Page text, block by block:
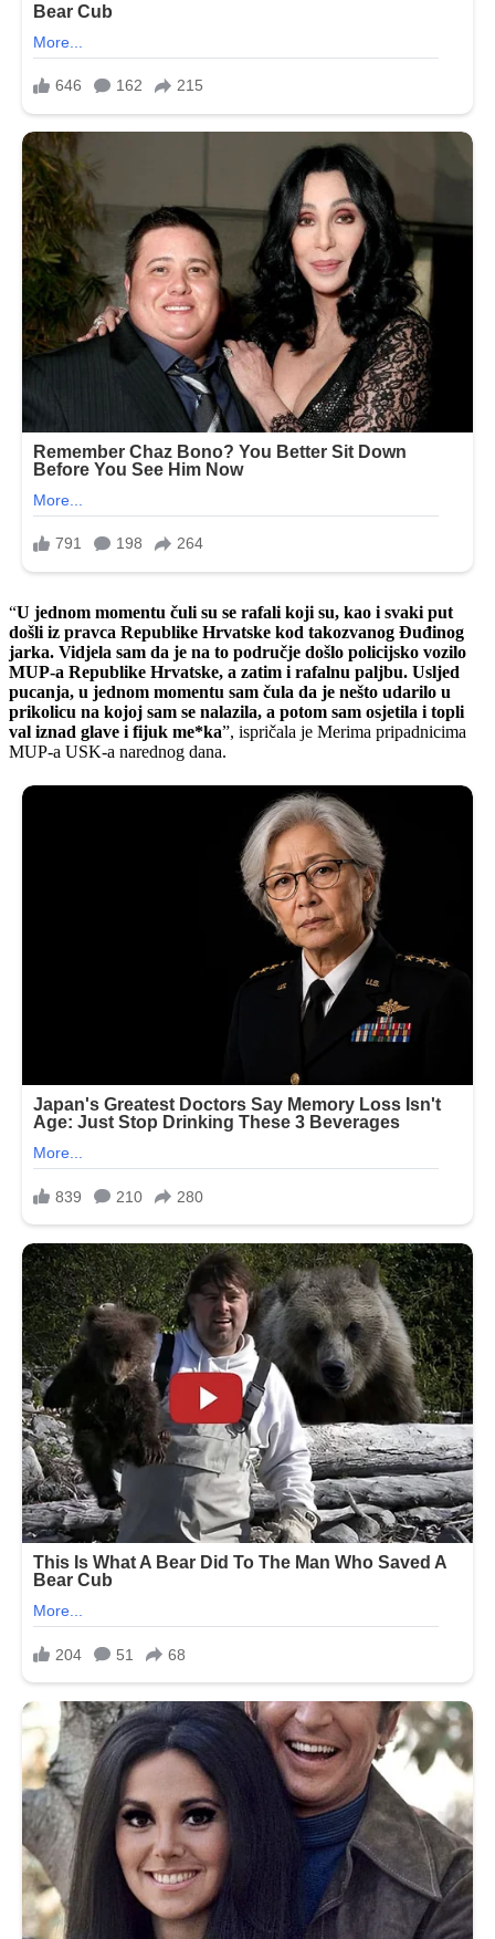
“U jednom momentu čuli su se rafali koji su, kao i svaki put
došli iz pravca Republike Hrvatske kod takozvanog Đuđinog
jarka. Vidjela sam da je na to područje došlo policijsko vozilo
MUP-a Republike Hrvatske, a zatim i rafalnu paljbu. Usljed
pucanja, u jednom momentu sam čula da je nešto udarilo u
prikolicu na kojoj sam se nalazila, a potom sam osjetila i topli
val iznad glave i fijuk me*ka”, ispričala je Merima pripadnicima
MUP-a USK-a narednog dana.